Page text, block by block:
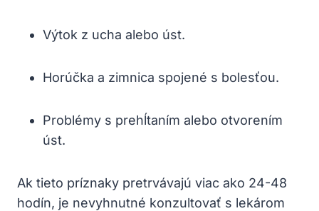
Výtok z ucha alebo úst.
Horúčka a zimnica spojené s bolesťou.
Problémy s prehĺtaním alebo otvorením
úst.
Ak tieto príznaky pretrvávajú viac ako 24-48
hodín, je nevyhnutné konzultovať s lekárom